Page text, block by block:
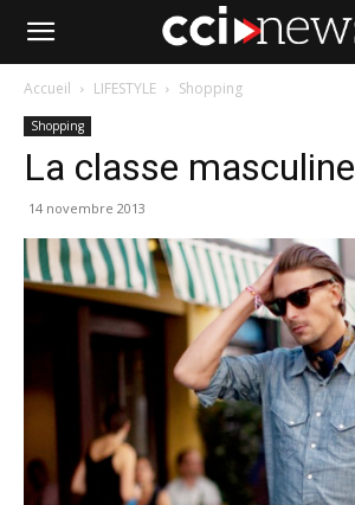
Accueil LIFESTYLE Shopping
Shopping
La classe masculine
14 novembre 2013